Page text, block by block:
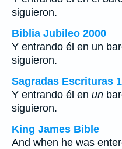
siguieron.
Biblia Jubileo 2000
Y entrando él en un
siguieron.
Sagradas Escrituras
Y entrando él en un
siguieron.
King James Bible
And when he was